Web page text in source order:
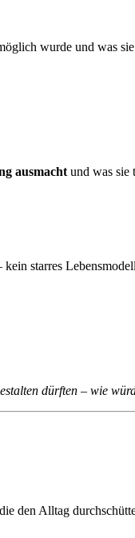
wurde und was
ausmacht und was sie
kein starres
dürften – wie
den Alltag